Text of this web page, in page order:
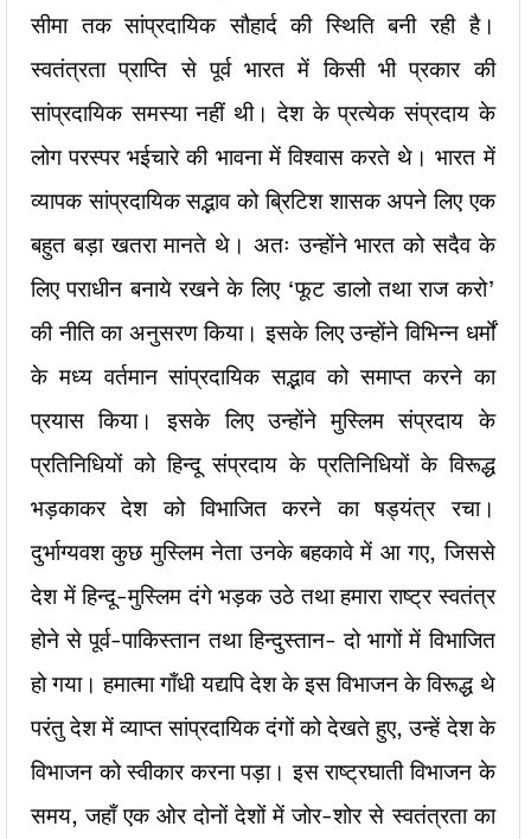
सीमा तक सांप्रदायिक सौहार्द की स्थिति बनी रही है।
स्वतंत्रता प्राप्ति से पूर्व भारत में किसी भी प्रकार की
सांप्रदायिक समस्या नहीं थी। देश के प्रत्येक संप्रदाय के
लोग परस्पर भईचारे की भावना में विश्वास करते थे। भारत में
व्यापक सांप्रदायिक सद्भाव को ब्रिटिश शासक अपने लिए एक
बहुत बड़ा खतरा मानते थे। अतः उन्होंने भारत को सदैव के
लिए पराधीन बनाये रखने के लिए ‘फूट डालो तथा राज करो’
की नीति का अनुसरण किया। इसके लिए उन्होंने विभिन्न धर्मों
के मध्य वर्तमान सांप्रदायिक सद्भाव को समाप्त करने का
प्रयास किया। इसके लिए उन्होंने मुस्लिम संप्रदाय के
प्रतिनिधियों को हिन्दू संप्रदाय के प्रतिनिधियों के विरूद्ध
भड़काकर देश को विभाजित करने का षड्यंत्र रचा।
दुर्भाग्यवश कुछ मुस्लिम नेता उनके बहकावे में आ गए, जिससे
देश में हिन्दू-मुस्लिम दंगे भड़क उठे तथा हमारा राष्ट्र स्वतंत्र
होने से पूर्व-पाकिस्तान तथा हिन्दुस्तान- दो भागों में विभाजित
हो गया। हमात्मा गाँधी यद्यपि देश के इस विभाजन के विरूद्ध थे
परंतु देश में व्याप्त सांप्रदायिक दंगों को देखते हुए, उन्हें देश के
विभाजन को स्वीकार करना पड़ा। इस राष्ट्रघाती विभाजन के
समय, जहाँ एक ओर दोनों देशों में जोर-शोर से स्वतंत्रता का